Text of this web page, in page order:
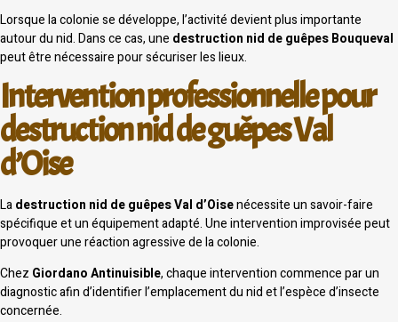
Lorsque la colonie se développe, l’activité devient plus importante
autour du nid. Dans ce cas, une destruction nid de guêpes Bouqueval
peut être nécessaire pour sécuriser les lieux.
Intervention professionnelle pour
destruction nid de guêpes Val
d’Oise
Ladestruction nid de guêpes Val d’Oisenécessite un savoir-faire
spécifique et un équipement adapté. Une intervention improvisée peut
provoquer une réaction agressive de la colonie.
Chez Giordano Antinuisible, chaque intervention commence par un
diagnostic afin d’identifier l’emplacement du nid et l’espèce d’insecte
concernée.